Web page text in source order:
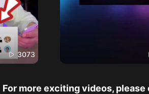
3073
For more exciting videos, please